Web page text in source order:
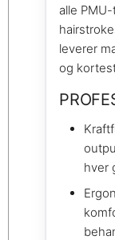
alle
leverer
og
hver